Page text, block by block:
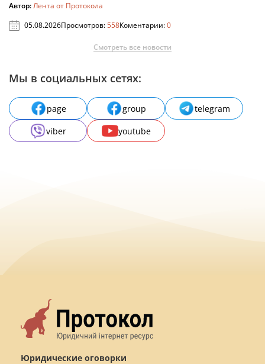
Автор:Лента от Протокола
05.08.2026Просмотров:558Коментарии:0
Смотреть все новости
Мы в социальных сетях:
page group
telegram
viber
youtube
Юридические оговорки